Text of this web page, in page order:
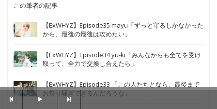
この筆者の記事
【ExWHYZ】Episode35 mayu「ずっと守るしかなかった
から、最後の最後は攻めたい」
【ExWHYZ】Episode34 yu-ki「みんなからも全てを受け
取って、全力で交換し合えたら」
【ExWHYZ】Episode33 「この人たちとなら、最後まで
お祭り騒ぎできるんだろうな」
--